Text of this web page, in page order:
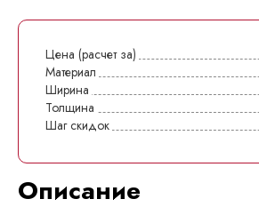
Цена (расчет за)
Материал
Ширина
Толщина
Шаг скидок
Описание